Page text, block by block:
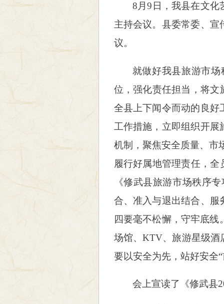
8月9日，我县在文化
主持会议。县委常委、
议。
就做好我县旅游市
位，强化责任担当，将文
全县上下闻令而动的良好
工作措施，立即组织开
机制，聚焦安全质量、市
履行好属地管理责任，
《修武县旅游市场秩序
合、准入与退出结合、服
四要毫不松懈，守牢底
场馆、KTV、旅游星级酒
要以安全为先，站好安全
会上宣读了《修武县